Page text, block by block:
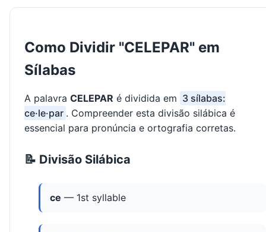
Como Dividir "CELEPAR" em
Sílabas
A palavra CELEPAR é dividida em 3 sílabas:
ce·le·par . Compreender esta divisão silábica é
essencial para pronúncia e ortografia corretas.
📝 Divisão Silábica
ce — 1st syllable